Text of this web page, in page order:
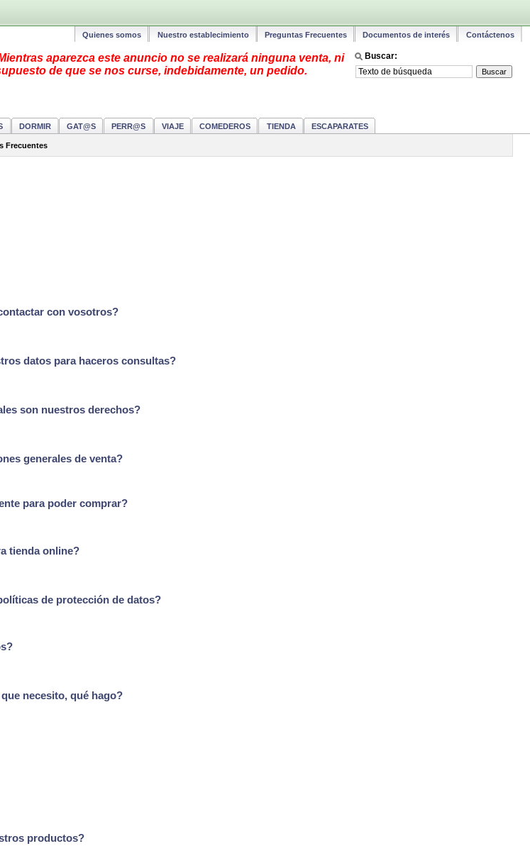
Quienes somos Nuestro establecimiento Preguntas Frecuentes Documentos de interés Contáctenos
Buscar:
aparezca este anuncio no se realizará ninguna venta, ni
de que se nos curse, indebidamente, un pedido.
DORMIR GAT@S PERR@S VIAJE COMEDEROS TIENDA ESCAPARATES
Frecuentes
con vosotros?
datos para haceros consultas?
son nuestros derechos?
generales de venta?
para poder comprar?
tienda online?
de protección de datos?
necesito, qué hago?
productos?